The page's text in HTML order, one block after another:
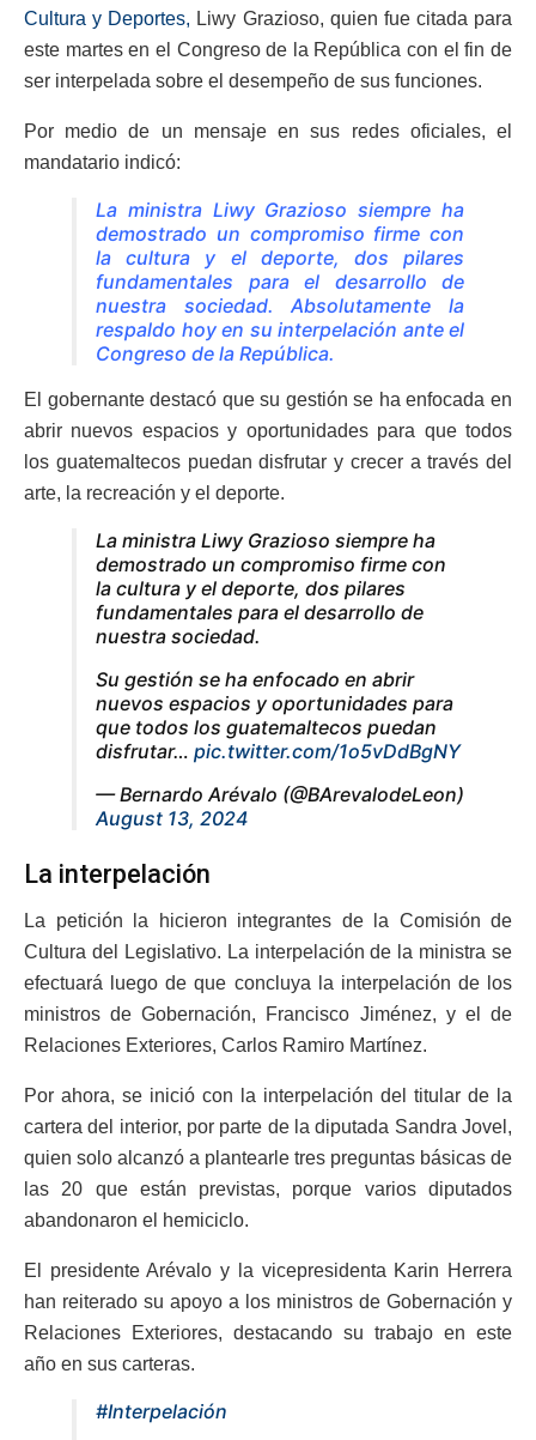
Cultura y Deportes, Liwy Grazioso, quien fue citada para
este martes en el Congreso de la República con el fin de
ser interpelada sobre el desempeño de sus funciones.
Por medio de un mensaje en sus redes oficiales, el
mandatario indicó:
La ministra Liwy Grazioso siempre ha
demostrado un compromiso firme con
la cultura y el deporte, dos pilares
fundamentales para el desarrollo de
nuestra sociedad. Absolutamente la
respaldo hoy en su interpelación ante el
Congreso de la República.
El gobernante destacó que su gestión se ha enfocada en
abrir nuevos espacios y oportunidades para que todos
los guatemaltecos puedan disfrutar y crecer a través del
arte, la recreación y el deporte.
La ministra Liwy Grazioso siempre ha
demostrado un compromiso firme con
la cultura y el deporte, dos pilares
fundamentales para el desarrollo de
nuestra sociedad.
Su gestión se ha enfocado en abrir
nuevos espacios y oportunidades para
que todos los guatemaltecos puedan
disfrutar… pic.twitter.com/1o5vDdBgNY
— Bernardo Arévalo (@BArevalodeLeon)
August 13, 2024
La interpelación
La petición la hicieron integrantes de la Comisión de
Cultura del Legislativo. La interpelación de la ministra se
efectuará luego de que concluya la interpelación de los
ministros de Gobernación, Francisco Jiménez, y el de
Relaciones Exteriores, Carlos Ramiro Martínez.
Por ahora, se inició con la interpelación del titular de la
cartera del interior, por parte de la diputada Sandra Jovel,
quien solo alcanzó a plantearle tres preguntas básicas de
las 20 que están previstas, porque varios diputados
abandonaron el hemiciclo.
El presidente Arévalo y la vicepresidenta Karin Herrera
han reiterado su apoyo a los ministros de Gobernación y
Relaciones Exteriores, destacando su trabajo en este
año en sus carteras.
#Interpelación